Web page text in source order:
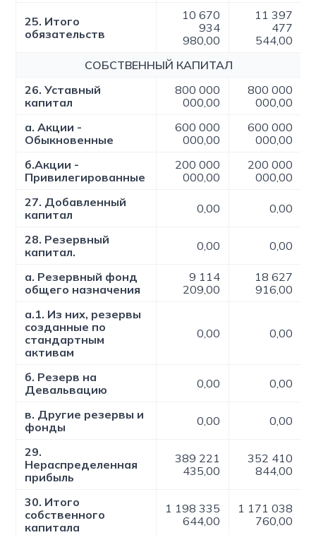
25. Итого
обязательств
10 670
934
980,00
11 397
477
544,00
СОБСТВЕННЫЙ КАПИТАЛ
26. Уставный
капитал
800 000
000,00
800 000
000,00
а. Акции -
Обыкновенные
600 000
000,00
600 000
000,00
б.Акции -
Привилегированные
200 000
000,00
200 000
000,00
27. Добавленный
капитал
0,00 0,00
28. Резервный
капитал.
0,00 0,00
а. Резервный фонд
общего назначения
9 114
209,00
18 627
916,00
а.1. Из них, резервы
созданные по
стандартным
активам
0,00 0,00
б. Резерв на
Девальвацию
0,00 0,00
в. Другие резервы и
фонды
0,00 0,00
29.
Нераспределенная
прибыль
389 221
435,00
352 410
844,00
30. Итого
собственного
капитала
1 198 335
644,00
1 171 038
760,00